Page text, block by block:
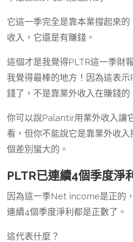
它這一季完全是靠本業撐起來
收入，它還是有賺錢。
這個才是我覺得PLTR這一季財
我覺得最棒的地方！因為這表
錢了，不是靠業外收入在賺錢的
你可以說Palantir用業外收入讓
看，但你不能說它是靠業外收
個差別蠻大的。
PLTR已連續4個季度淨
因為這一季Net income是正的
連續4個季度淨利都是正數了。
這代表什麼？